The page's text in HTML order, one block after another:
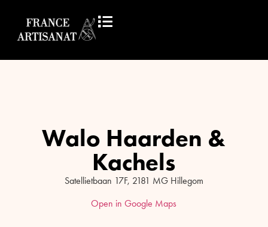
Walo Haarden &
Kachels
Satellietbaan 17F, 2181 MG Hillegom
Open in Google Maps